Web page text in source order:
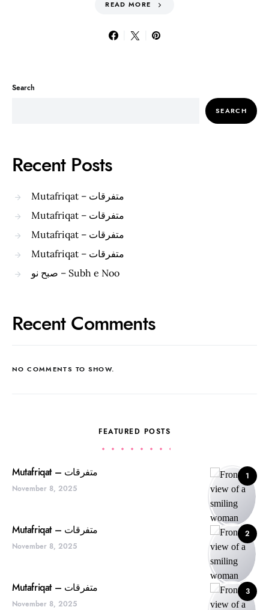
READ MORE
Search
SEARCH
Recent Posts
Mutafriqat – متفرقات
Mutafriqat – متفرقات
Mutafriqat – متفرقات
Mutafriqat – متفرقات
صبح نو – Subh e Noo
Recent Comments
NO COMMENTS TO SHOW.
FEATURED POSTS
1 Mutafriqat – متفرقات
November 8, 2025
2 Mutafriqat – متفرقات
November 8, 2025
3 Mutafriqat – متفرقات
November 8, 2025